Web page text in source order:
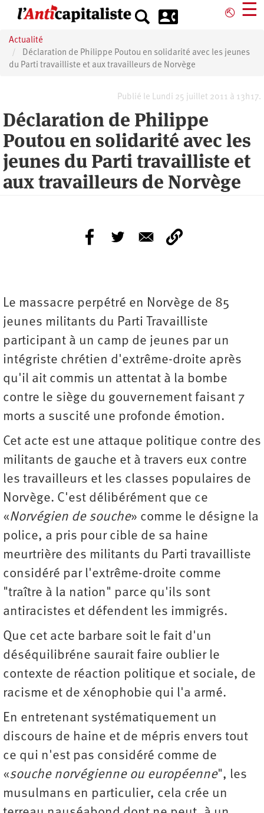
principal
⎋ ☰
Actualité
Déclaration de Philippe Poutou en solidarité avec les jeunes
du Parti travailliste et aux travailleurs de Norvège
Publié le Lundi 25 juillet 2011 à 13h17.
Déclaration de Philippe
Poutou en solidarité avec les
jeunes du Parti travailliste et
aux travailleurs de Norvège
Le massacre perpétré en Norvège de 85
jeunes militants du Parti Travailliste
participant à un camp de jeunes par un
intégriste chrétien d'extrême-droite après
qu'il ait commis un attentat à la bombe
contre le siège du gouvernement faisant 7
morts a suscité une profonde émotion.
Cet acte est une attaque politique contre des
militants de gauche et à travers eux contre
les travailleurs et les classes populaires de
Norvège. C'est délibérément que ce
«Norvégien de souche» comme le désigne la
police, a pris pour cible de sa haine
meurtrière des militants du Parti travailliste
considéré par l'extrême-droite comme
"traître à la nation" parce qu'ils sont
antiracistes et défendent les immigrés.
Que cet acte barbare soit le fait d'un
déséquilibréne saurait faire oublier le
contexte de réaction politique et sociale, de
racisme et de xénophobie qui l'a armé.
En entretenant systématiquement un
discours de haine et de mépris envers tout
ce qui n'est pas considéré comme de
«souche norvégienne ou européenne", les
musulmans en particulier, cela crée un